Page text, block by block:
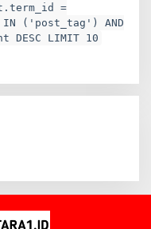
t.term_id =
IN ('post_tag') AND
DESC LIMIT 10